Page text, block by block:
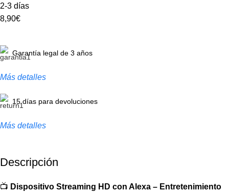
2-3 días
8,90€
Garantía legal de 3 años
Más detalles
15 días para devoluciones
Más detalles
Descripción
📺 Dispositivo Streaming HD con Alexa – Entretenimiento